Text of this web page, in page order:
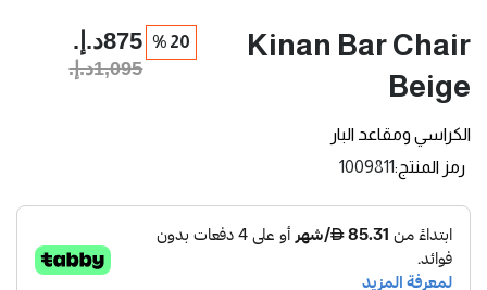
Kinan Bar Chair
Beige
الكراسي ومقاعد البار
رمز المنتج 1009811
20 % 875د.إ.‏
1,095د.إ.‏